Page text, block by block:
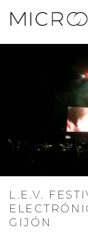
L.E.V.
GIJÓN